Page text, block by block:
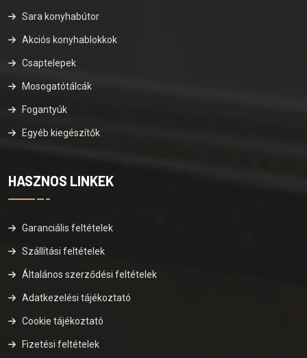
Sara konyhabútor
Akciós konyhablokkok
Csaptelepek
Mosogatótálcák
Fogantyúk
Egyéb kiegészítők
HASZNOS LINKEK
Garanciális feltételek
Szállítási feltételek
Általános szerződési feltételek
Adatkezelési tájékoztató
Cookie tájékoztató
Fizetési feltételek